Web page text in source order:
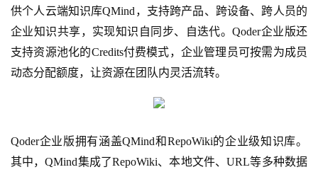
供个人云端知识库QMind，支持跨产品、跨设备、跨人员的
企业知识共享，实现知识自同步、自迭代。Qoder企业版还
支持资源池化的Credits付费模式，企业管理员可按需为成员
动态分配额度，让资源在团队内灵活流转。
Qoder企业版拥有涵盖QMind和RepoWiki的企业级知识库。
其中，QMind集成了RepoWiki、本地文件、URL等多种数据